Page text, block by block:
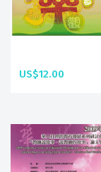
US$12.00